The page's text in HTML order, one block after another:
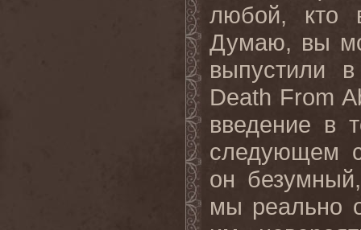
любой, кто
Думаю, вы
выпустили
Death From
введение в
следующем
он
мы реально